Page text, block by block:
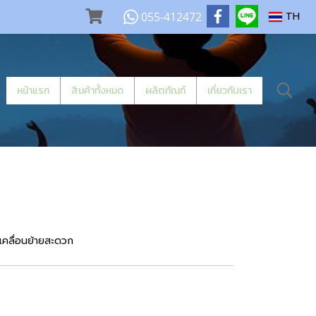
055-412472 TH
หน้าแรก สินค้าทั้งหมด ผลิตภัณฑ์ เกี่ยวกับเรา
คลื่อนย้ายสะดวก